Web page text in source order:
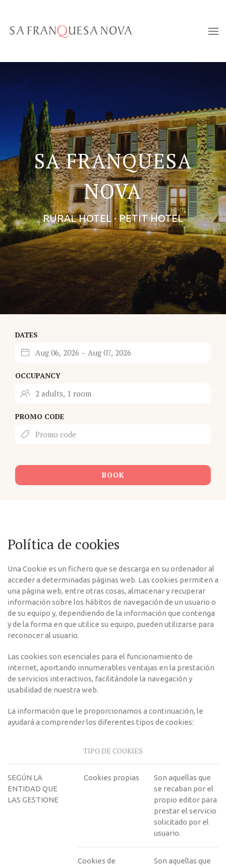
SA FRANQUESA
NOVA
RURAL HOTEL · PETIT HOTEL
DATES
OCCUPANCY
PROMO CODE
BOOK
Política de cookies
Una Cookie es un fichero que se descarga en su ordenador al
acceder a determinadas páginas web. Las cookies permiten a
una página web, entre otras cosas, almacenar y recuperar
información sobre los hábitos de navegación de un usuario o
de su equipo y, dependiendo de la información que contenga
y de la forma en que utilice su equipo, pueden utilizarse para
reconocer al usuario.
Las cookies son esenciales para el funcionamiento de
internet, aportando innumerables ventajas en la prestación
de servicios interactivos, facilitándole la navegación y
usabilidad de nuestra web.
La información que le proporcionamos a continuación, le
ayudará a comprender los diferentes tipos de cookies:
TIPO DE COOKIES
SEGÚN LA
ENTIDAD QUE
LAS GESTIONE
Cookies propias
Son aquellas que
se recaban por el
propio editor para
prestar el servicio
solicitado por el
usuario.
Cookies de
Son aquellas que